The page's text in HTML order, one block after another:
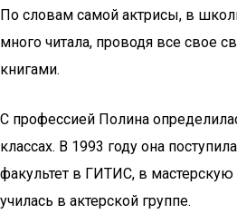
По словам самой актрисы, в
много читала, проводя все свое
книгами.
С профессией Полина
классах. В 1993 году она
факультет в ГИТИС, в
училась в актерской группе.